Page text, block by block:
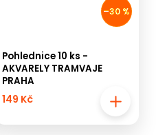
–30 %
Pohlednice 10 ks -
AKVARELY TRAMVAJE
PRAHA
149 Kč